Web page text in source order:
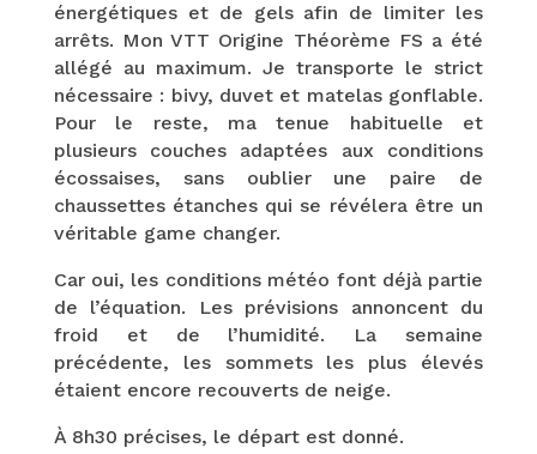
énergétiques et de gels afin de limiter les
arrêts. Mon VTT Origine Théorème FS a été
allégé au maximum. Je transporte le strict
nécessaire : bivy, duvet et matelas gonflable.
Pour le reste, ma tenue habituelle et
plusieurs couches adaptées aux conditions
écossaises, sans oublier une paire de
chaussettes étanches qui se révélera être un
véritable game changer.
Car oui, les conditions météo font déjà partie
de l’équation. Les prévisions annoncent du
froid et de l’humidité. La semaine
précédente, les sommets les plus élevés
étaient encore recouverts de neige.
À 8h30 précises, le départ est donné.